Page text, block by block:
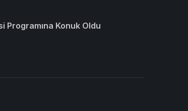
Programına Konuk Oldu